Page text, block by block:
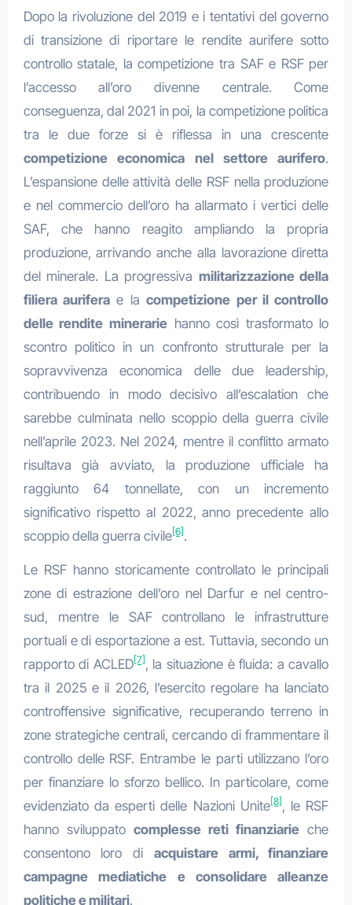
Dopo la rivoluzione del 2019 e i tentativi del governo
di transizione di riportare le rendite aurifere sotto
controllo statale, la competizione tra SAF e RSF per
l’accesso all’oro divenne centrale. Come
conseguenza, dal 2021 in poi, la competizione politica
tra le due forze si è riflessa in una crescente
competizione economica nel settore aurifero.
L’espansione delle attività delle RSF nella produzione
e nel commercio dell’oro ha allarmato i vertici delle
SAF, che hanno reagito ampliando la propria
produzione, arrivando anche alla lavorazione diretta
del minerale. La progressiva militarizzazione della
filiera aurifera e lacompetizione per il controllo
delle rendite minerariehanno così trasformato lo
scontro politico in un confronto strutturale per la
sopravvivenza economica delle due leadership,
contribuendo in modo decisivo all’escalation che
sarebbe culminata nello scoppio della guerra civile
nell’aprile 2023. Nel 2024, mentre il conflitto armato
risultava già avviato, la produzione ufficiale ha
raggiunto 64 tonnellate, con un incremento
significativo rispetto al 2022, anno precedente allo
scoppio della guerra civile[6] .
Le RSF hanno storicamente controllato le principali
zone di estrazione dell’oro nel Darfur e nel centro-
sud, mentre le SAF controllano le infrastrutture
portuali e di esportazione a est. Tuttavia, secondo un
rapporto di ACLED[7] , la situazione è fluida: a cavallo
tra il 2025 e il 2026, l’esercito regolare ha lanciato
controffensive significative, recuperando terreno in
zone strategiche centrali, cercando di frammentare il
controllo delle RSF. Entrambe le parti utilizzano l’oro
per finanziare lo sforzo bellico. In particolare, come
evidenziato da esperti delle Nazioni Unite[8] , le RSF
hanno sviluppato complesse reti finanziarie che
consentono loro di acquistare armi, finanziare
campagne mediatiche e consolidare alleanze
politiche e militari.